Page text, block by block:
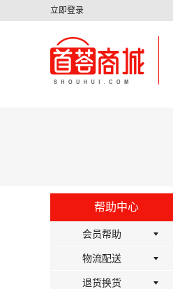
立即登录
帮助中心
会员帮助
物流配送
退货换货